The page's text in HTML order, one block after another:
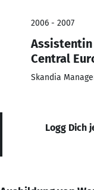
2006 - 2007
Assistentin
Central
Skandia
Logg Dich